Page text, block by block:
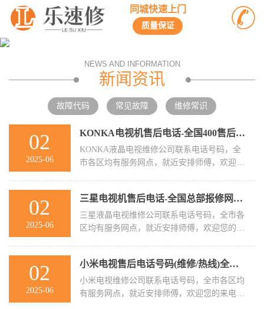
同城快速上门
质量保证
NEWS AND INFORMATION
新闻资讯
故障代码 常见故障 维修常识
02
2025-06
KONKA电视机售后电话-全国400售后服务热线-KONKA电视机有
KONKA液晶电视维修公司联系电话号码，全
市各区均有服务网点，就近安排师傅，欢迎您
02
2025-06
三星电视机售后电话-全国总部报修网点-三星电视机有声音
三星液晶电视维修公司联系电话号码，全市各
区均有服务网点，就近安排师傅，欢迎您的来
02
2025-06
小米电视售后电话号码(维修/热线)全国统一客服电话-小米
小米电视维修公司联系电话号码，全市各区均
有服务网点，就近安排师傅，欢迎您的来电!